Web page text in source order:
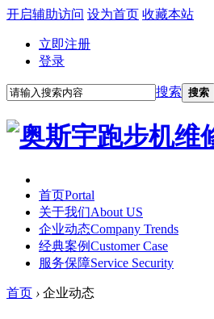
开启辅助访问 设为首页 收藏本站
立即注册
登录
搜索 搜索
首页Portal
关于我们About US
企业动态Company Trends
经典案例Customer Case
服务保障Service Security
首页 › 企业动态